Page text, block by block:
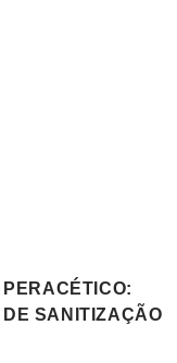
SANITIZAÇÃO